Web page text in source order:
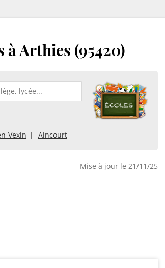
à Arthies (95420)
Vexin Aincourt
Mise à jour le 21/11/25